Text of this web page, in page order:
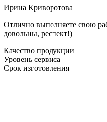
Ирина Криворотова
Отлично выполняете свою
довольны, респект!)
Качество продукции
Уровень сервиса
Срок изготовления